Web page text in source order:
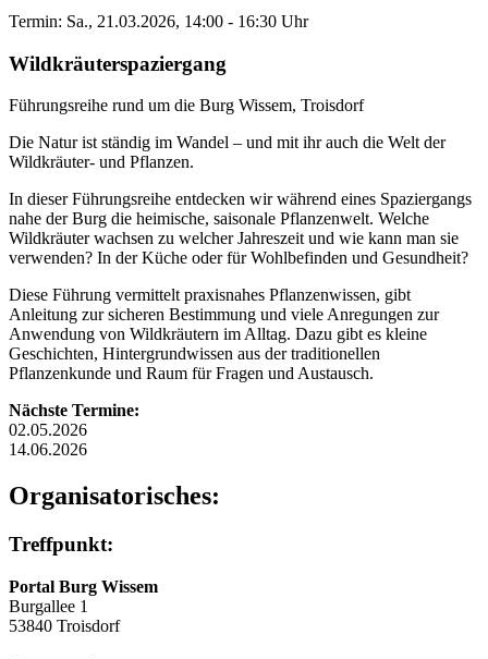
Termin: Sa., 21.03.2026, 14:00 - 16:30 Uhr
Wildkräuterspaziergang
Führungsreihe rund um die Burg Wissem, Troisdorf
Die Natur ist ständig im Wandel – und mit ihr auch die Welt der
Wildkräuter- und Pflanzen.
In dieser Führungsreihe entdecken wir während eines Spaziergangs
nahe der Burg die heimische, saisonale Pflanzenwelt. Welche
Wildkräuter wachsen zu welcher Jahreszeit und wie kann man sie
verwenden? In der Küche oder für Wohlbefinden und Gesundheit?
Diese Führung vermittelt praxisnahes Pflanzenwissen, gibt
Anleitung zur sicheren Bestimmung und viele Anregungen zur
Anwendung von Wildkräutern im Alltag. Dazu gibt es kleine
Geschichten, Hintergrundwissen aus der traditionellen
Pflanzenkunde und Raum für Fragen und Austausch.
Nächste Termine:
02.05.2026
14.06.2026
Organisatorisches:
Treffpunkt:
Portal Burg Wissem
Burgallee 1
53840 Troisdorf